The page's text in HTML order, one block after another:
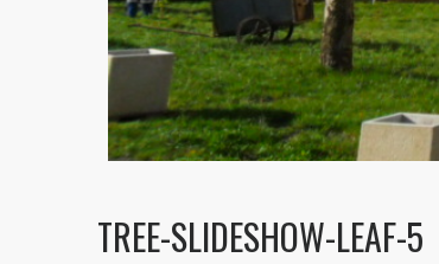
TREE-SLIDESHOW-LEAF-5